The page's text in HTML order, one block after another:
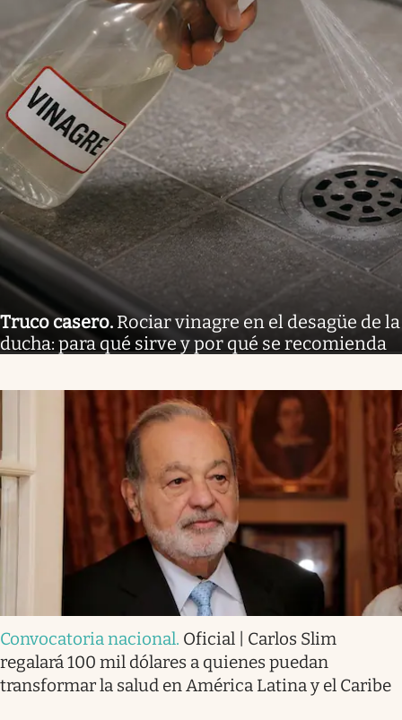
Truco casero. Rociar vinagre en el desagüe de la
ducha: para qué sirve y por qué se recomienda
Convocatoria nacional. Oficial | Carlos Slim
regalará 100 mil dólares a quienes puedan
transformar la salud en América Latina y el Caribe